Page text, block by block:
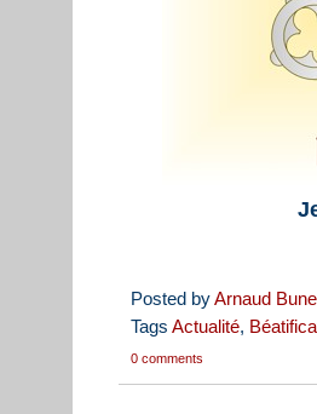
Posted byArnaud Bunel
Tags Actualité,
0 comments